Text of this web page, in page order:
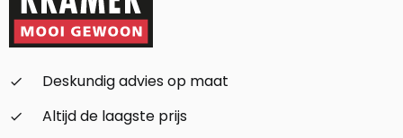
check_small
Deskundig advies op maat
check_small
Altijd de laagste prijs